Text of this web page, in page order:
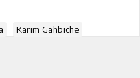
Karim Gahbiche